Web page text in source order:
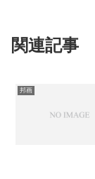
関連記事
邦画